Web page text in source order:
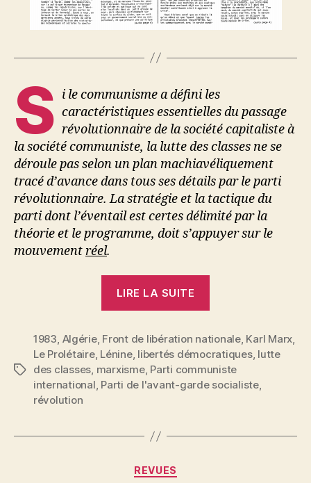
S i le communisme a défini les
caractéristiques essentielles du passage
révolutionnaire de la société capitaliste à
la société communiste, la lutte des classes ne se
déroule pas selon un plan machiavéliquement
tracé d’avance dans tous ses détails par le parti
révolutionnaire. La stratégie et la tactique du
parti dont l’éventail est certes délimité par la
théorie et le programme, doit s’appuyer sur le
mouvementréel.
LIRE LA SUITE
des
libertés
démocratiques
Étiquettes
1983, Algérie, Front de libération nationale, Karl Marx,
Le Prolétaire, Lénine, libertés démocratiques, lutte
des classes, marxisme, Parti communiste
international, Parti de l'avant-garde socialiste,
révolution
Catégories
REVUES